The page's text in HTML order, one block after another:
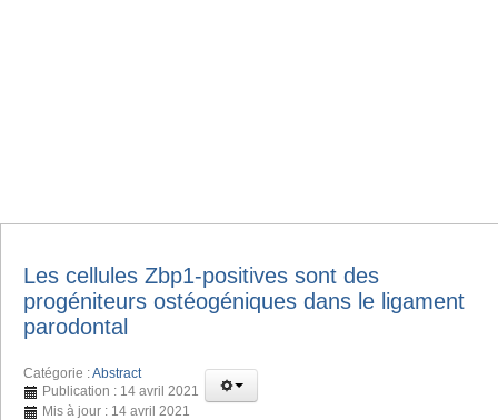
Les cellules Zbp1-positives sont des
progéniteurs ostéogéniques dans le ligament
parodontal
Catégorie :Abstract
Publication : 14 avril 2021
Mis à jour : 14 avril 2021